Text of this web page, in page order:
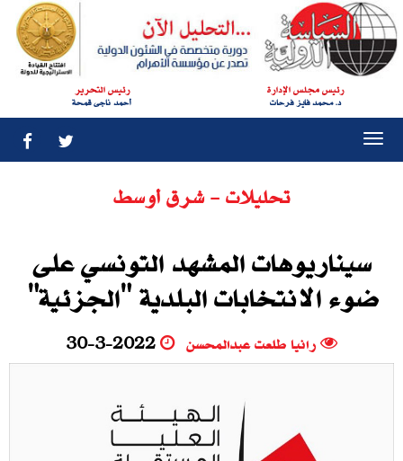
رئيس مجلس الإدارة
د. محمد فايز فرحات
رئيس التحرير
أحمد ناجى قمحة
تحليلات - شرق أوسط
سيناريوهات المشهد التونسي على
ضوء الانتخابات البلدية "الجزئية"
رانيا طلعت عبدالمحسن 30-3-2022